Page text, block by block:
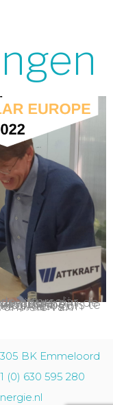
BK Emmeloord
(0) 630 595 280